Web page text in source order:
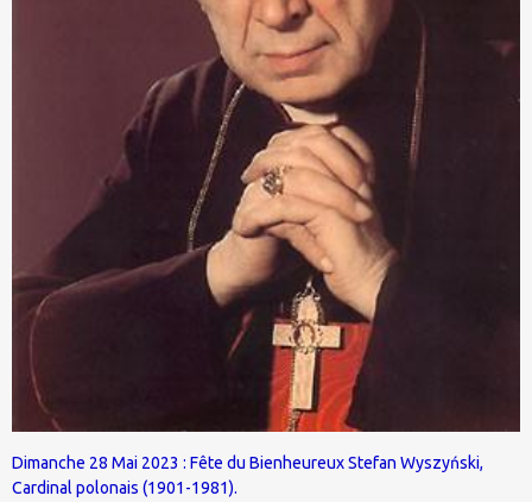
Dimanche 28 Mai 2023 : Fête du Bienheureux Stefan Wyszyński,
Cardinal polonais (1901-1981).